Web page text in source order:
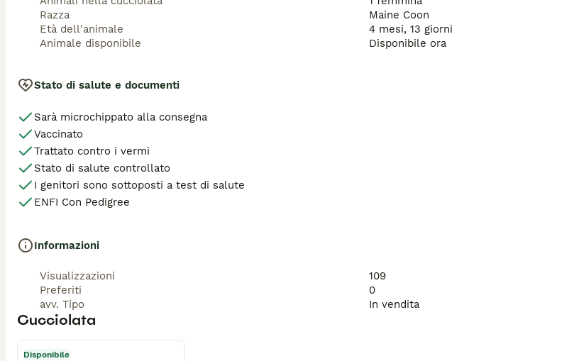
Razza
Maine Coon
Età dell'animale
4 mesi, 13 giorni
Animale disponibile
Disponibile ora
Stato di salute e documenti
Sarà microchippato alla consegna
Vaccinato
Trattato contro i vermi
Stato di salute controllato
I genitori sono sottoposti a test di salute
ENFI Con Pedigree
Informazioni
Visualizzazioni
109
Preferiti
0
avv. Tipo
In vendita
Cucciolata
Disponibile